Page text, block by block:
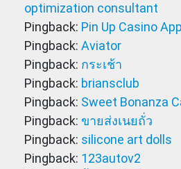
optimization consultant
Pingback: Pin Up Casino
Pingback: Aviator
Pingback: กระเช้า
Pingback: briansclub
Pingback: Sweet Bonanza
Pingback: ขายส่งเนยถั่ว
Pingback: silicone art dolls
Pingback: 123autov2